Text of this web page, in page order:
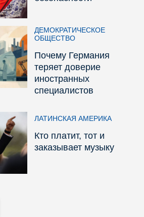
ДЕМОКРАТИЧЕСКОЕ
ОБЩЕСТВО
Почему Германия
теряет доверие
иностранных
специалистов
ЛАТИНСКАЯ АМЕРИКА
Кто платит, тот и
заказывает музыку